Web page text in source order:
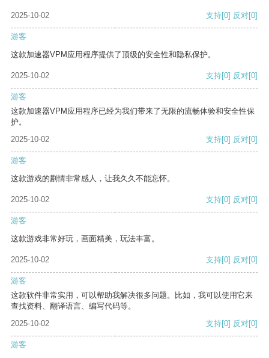
2025-10-02 支持[0] 反对[0]
游客
这款加速器VPM应用程序提供了顶级的安全性和隐私保护。
2025-10-02 支持[0] 反对[0]
游客
这款加速器VPM应用程序已经为我们带来了无限的流畅体验和安全性保
护。
2025-10-02
支持[0] 反对[0]
游客
这款游戏的剧情非常感人，让我久久不能忘怀。
2025-10-02 支持[0] 反对[0]
游客
这款游戏非常好玩，画面精美，玩法丰富。
2025-10-02 支持[0] 反对[0]
游客
这款软件非常实用，可以帮助我解决很多问题。比如，我可以使用它来
查找资料、翻译语言、编写代码等。
2025-10-02
支持[0] 反对[0]
游客